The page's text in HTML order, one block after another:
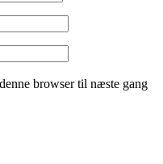
browser til næste gang